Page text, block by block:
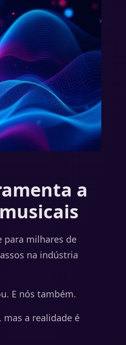
a
para milhares de
na indústria
E nós também.
a realidade é